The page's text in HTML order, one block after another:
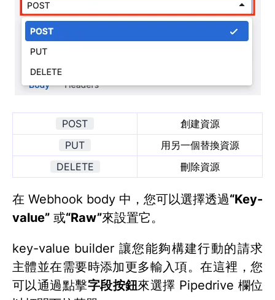
POST
創建資源
PUT
用另一個替換資源
DELETE
刪除資源
在 Webhook body 中，您可以選擇透過“Key-
value” 或“Raw”來設置它。
key-value builder 讓您能夠構建行動的請求
主體並在需要時添加更多輸入項。在這裡，您
可以通過點擊字段按鈕來選擇 Pipedrive 欄位